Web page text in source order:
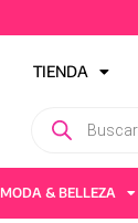
TIENDA
MODA & BELLEZA